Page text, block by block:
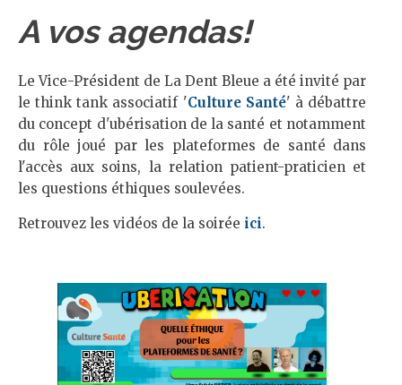
A vos agendas!
Le Vice-Président de La Dent Bleue a été invité par
le think tank associatif 'Culture Santé' à débattre
du concept d'ubérisation de la santé et notamment
du rôle joué par les plateformes de santé dans
l'accès aux soins, la relation patient-praticien et
les questions éthiques soulevées.
Retrouvez les vidéos de la soirée ici.